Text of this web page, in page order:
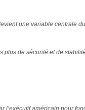
une variable centrale
plus de sécurité et de
l’exécutif américain pour